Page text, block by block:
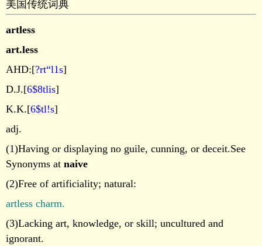
美国传统词典
artless
art.less
AHD:[?rt“l1s]
D.J.[6$8tlis]
K.K.[6$tl!s]
adj.
(1)Having or displaying no guile, cunning, or deceit.See
Synonyms at naive
(2)Free of artificiality; natural:
artless charm.
(3)Lacking art, knowledge, or skill; uncultured and
ignorant.